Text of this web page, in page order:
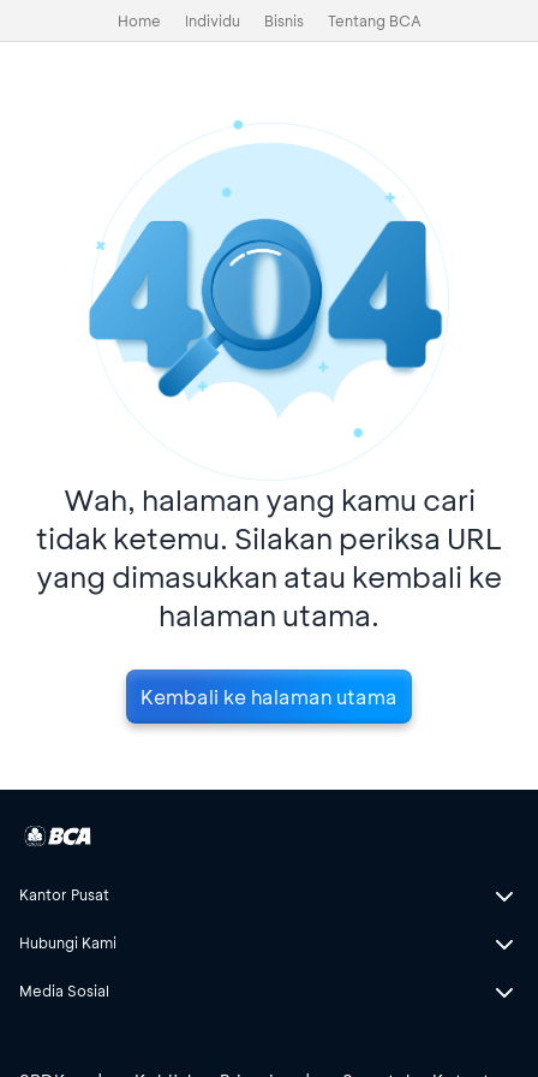
Home Individu Bisnis Tentang BCA
Wah, halaman yang kamu cari
tidak ketemu. Silakan periksa URL
yang dimasukkan atau kembali ke
halaman utama.
Kembali ke halaman utama
Kantor Pusat
Hubungi Kami
Media Sosial